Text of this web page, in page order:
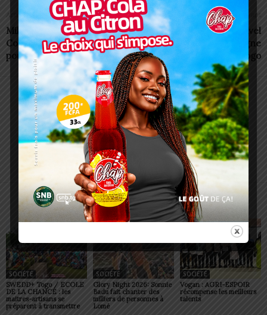
Article précédent
Millenum Challenge
Corporation (MCC) recrute
pour plusieurs postes
Article suivant
Claudius Fischbach, nouvel
ambassadeur de l’Allemagne
au Togo
Redaction
https://lomegraph.tg/
ARTICLES CONNEXES PLUS DE L'AUTEUR
SOCIÉTÉ
SWEDD+ Togo / ECOLE
DE LA CHANCE : les
maitres-artisans se
préparent à transmettre
SOCIÉTÉ
Glory Night 2026: Sonnie
Badu fait chanter des
milliers de personnes à
Lomé
SOCIÉTÉ
Vogan : AGRI-ESPOIR
récompense les meilleurs
talents